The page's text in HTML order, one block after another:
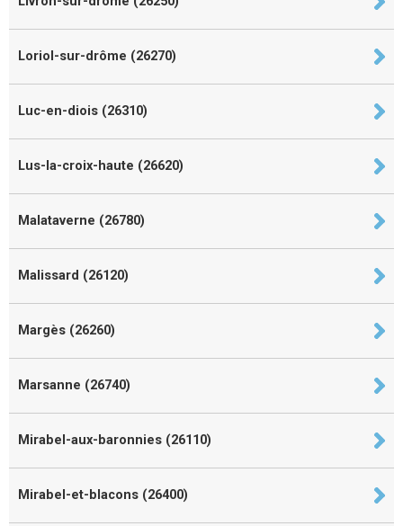
Loriol-sur-drôme (26270)
Luc-en-diois (26310)
Lus-la-croix-haute (26620)
Malataverne (26780)
Malissard (26120)
Margès (26260)
Marsanne (26740)
Mirabel-aux-baronnies (26110)
Mirabel-et-blacons (26400)